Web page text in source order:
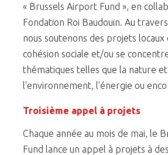
« Brussels Airport Fund », en
Fondation Roi Baudouin. Au
nous soutenons des projets
cohésion sociale et/ou se
thématiques telles que la nature et
l'environnement, l'énergie ou
Troisième appel à projets
Chaque année au mois de mai, le
Fund lance un appel à projets à